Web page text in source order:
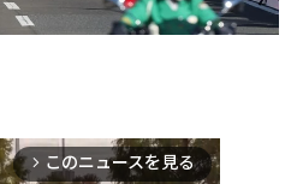
arrow_forward_ios このニュースを見る